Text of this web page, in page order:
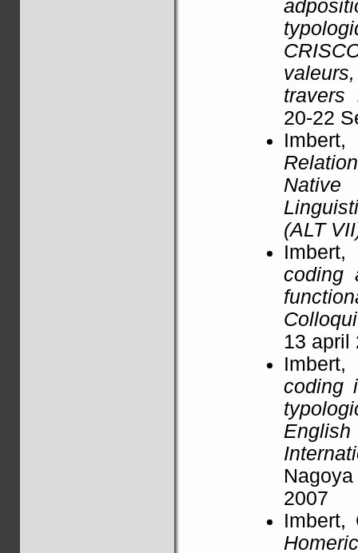
travers
20-22
Native
(ALT
coding
13 april
coding
2007
Imbert,